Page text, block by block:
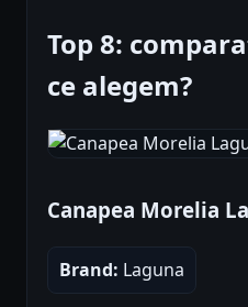
Top 8:
ce alegem?
Canapea Morelia
Brand: Laguna